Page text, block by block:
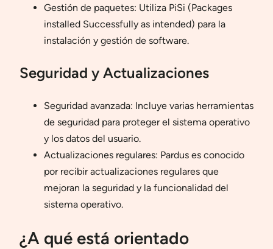
Gestión de paquetes: Utiliza PiSi (Packages
installed Successfully as intended) para la
instalación y gestión de software.
Seguridad y Actualizaciones
Seguridad avanzada: Incluye varias herramientas
de seguridad para proteger el sistema operativo
y los datos del usuario.
Actualizaciones regulares: Pardus es conocido
por recibir actualizaciones regulares que
mejoran la seguridad y la funcionalidad del
sistema operativo.
¿A qué está orientado